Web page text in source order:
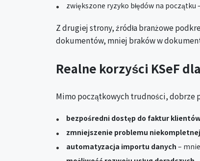
zwiększone ryzyko błędów na
Z drugiej strony, źródła branżowe
dokumentów, mniej braków w
Realne korzyści KSeF
Mimo początkowych trudności, dobrze
bezpośredni dostęp do faktur
zmniejszenie problemu
automatyzacja importu danych –